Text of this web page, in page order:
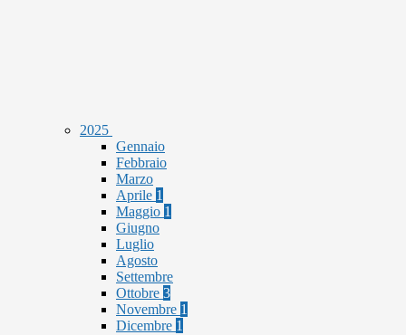
2025
Gennaio
Febbraio
Marzo
Aprile 1
Maggio 1
Giugno
Luglio
Agosto
Settembre
Ottobre 3
Novembre 1
Dicembre 1